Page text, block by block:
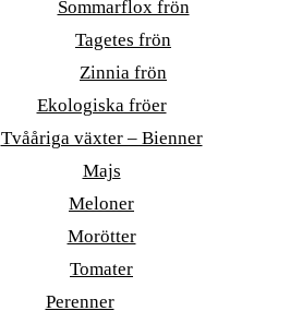
Sommarflox frön
Tagetes frön
Zinnia frön
Ekologiska fröer
Tvååriga växter – Bienner
Majs
Meloner
Morötter
Tomater
Perenner